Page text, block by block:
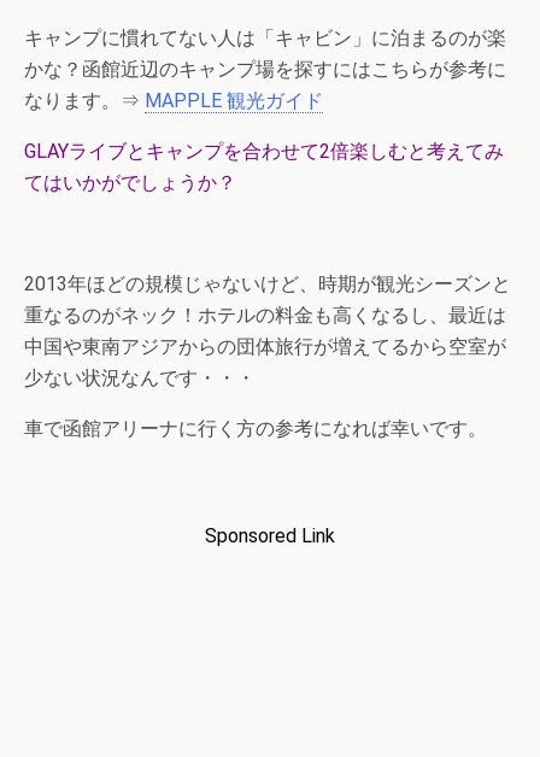
キャンプに慣れてない人は「キャビン」に泊まるのが楽
かな？函館近辺のキャンプ場を探すにはこちらが参考に
なります。⇒ MAPPLE 観光ガイド
GLAYライブとキャンプを合わせて2倍楽しむと考えてみ
てはいかがでしょうか？
2013年ほどの規模じゃないけど、時期が観光シーズンと
重なるのがネック！ホテルの料金も高くなるし、最近は
中国や東南アジアからの団体旅行が増えてるから空室が
少ない状況なんです・・・
車で函館アリーナに行く方の参考になれば幸いです。
Sponsored Link